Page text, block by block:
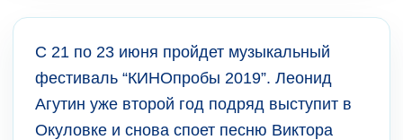
C 21 по 23 июня пройдет музыкальный
фестиваль “КИНОпробы 2019”. Леонид
Агутин уже второй год подряд выступит в
Окуловке и снова споет песню Виктора